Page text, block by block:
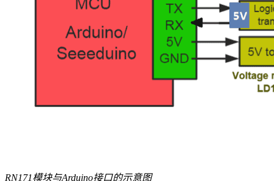
RN171模块与Arduino接口的示意图